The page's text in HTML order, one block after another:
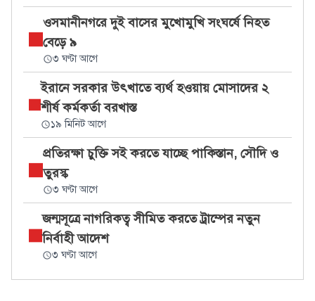
ওসমানীনগরে দুই বাসের মুখোমুখি সংঘর্ষে নিহত
বেড়ে ৯
৩ ঘণ্টা আগে
ইরানে সরকার উৎখাতে ব্যর্থ হওয়ায় মোসাদের ২
শীর্ষ কর্মকর্তা বরখাস্ত
১৯ মিনিট আগে
প্রতিরক্ষা চুক্তি সই করতে যাচ্ছে পাকিস্তান, সৌদি ও
তুরস্ক
৩ ঘণ্টা আগে
জন্মসূত্রে নাগরিকত্ব সীমিত করতে ট্রাম্পের নতুন
নির্বাহী আদেশ
৩ ঘণ্টা আগে